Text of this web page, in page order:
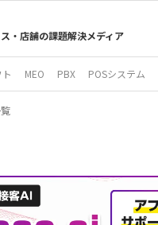
・店舗の課題解決メディア
MEO PBX POSシステム